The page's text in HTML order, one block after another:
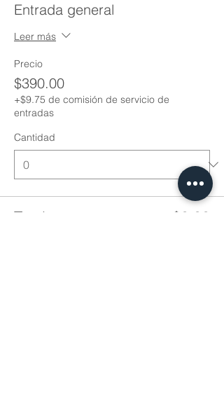
Entrada general
Leer más
Precio
$390.00
+$9.75 de comisión de servicio de
entradas
Cantidad
Total $0.00